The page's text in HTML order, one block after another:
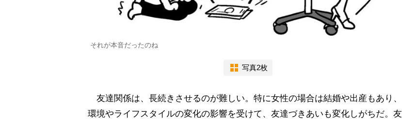
それが本音だったのね
写真2枚
友達関係は、長続きさせるのが難しい。特に女性の場合は結婚や出産もあり、
環境やライフスタイルの変化の影響を受けて、友達づきあいも変化しがちだ。友